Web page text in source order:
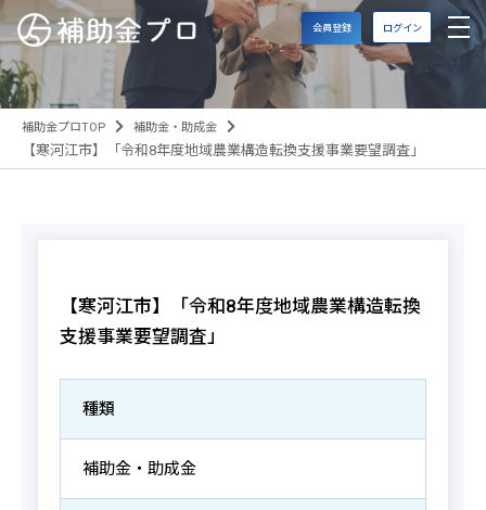
会員登録 ログイン
補助金プロTOP 補助金・助成金
【寒河江市】「令和8年度地域農業構造転換支援事業要望調査」
【寒河江市】「令和8年度地域農業構造転換
支援事業要望調査」
種類
補助金・助成金